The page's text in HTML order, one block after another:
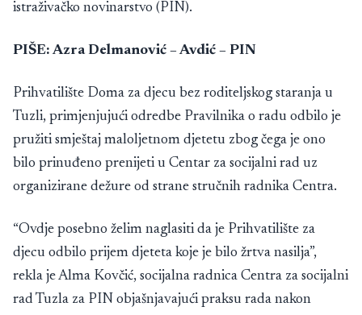
istraživačko novinarstvo (PIN).
PIŠE: Azra Delmanović – Avdić – PIN
Prihvatilište Doma za djecu bez roditeljskog staranja u
Tuzli, primjenjujući odredbe Pravilnika o radu odbilo je
pružiti smještaj maloljetnom djetetu zbog čega je ono
bilo prinuđeno prenijeti u Centar za socijalni rad uz
organizirane dežure od strane stručnih radnika Centra.
“Ovdje posebno želim naglasiti da je Prihvatilište za
djecu odbilo prijem djeteta koje je bilo žrtva nasilja”,
rekla je Alma Kovčić, socijalna radnica Centra za socijalni
rad Tuzla za PIN objašnjavajući praksu rada nakon